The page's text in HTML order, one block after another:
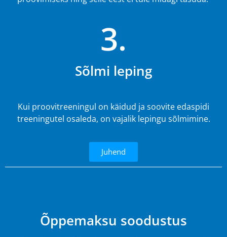
3.
Sõlmi leping
Kui proovitreeningul on käidud ja soovite edaspidi
treeningutel osaleda, on vajalik lepingu sõlmimine.
Juhend
Õppemaksu soodustus